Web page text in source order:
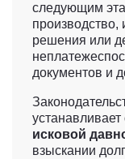
следующим
решения или
документов и
исковой
взыскании